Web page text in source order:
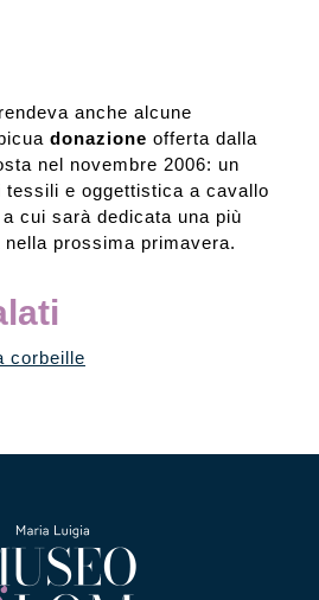
anche alcune
donazione offerta dalla
nel novembre 2006: un
tessili e oggettistica a cavallo
cui sarà dedicata una più
prossima primavera.
corbeille